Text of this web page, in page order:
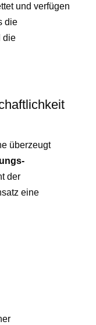
und verfügen
die
die
überzeugt
der
eine